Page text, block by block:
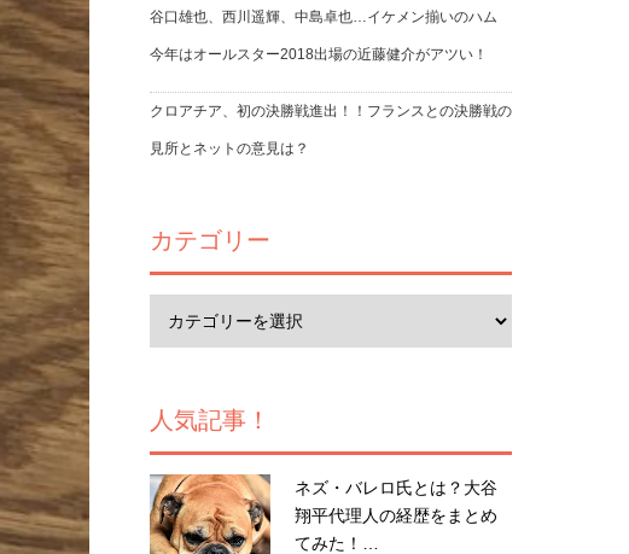
谷口雄也、西川遥輝、中島卓也…イケメン揃いのハム
今年はオールスター2018出場の近藤健介がアツい！
クロアチア、初の決勝戦進出！！フランスとの決勝戦の
見所とネットの意見は？
カテゴリー
人気記事！
ネズ・バレロ氏とは？大谷
翔平代理人の経歴をまとめ
てみた！…